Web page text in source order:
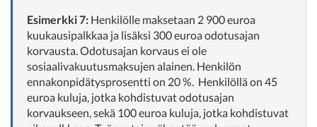
Esimerkki 7: Henkilölle maksetaan 2 900 euroa
kuukausipalkkaa ja lisäksi 300 euroa odotusajan
korvausta. Odotusajan korvaus ei ole
sosiaalivakuutusmaksujen alainen. Henkilön
ennakonpidätysprosentti on 20 %. Henkilöllä on 45
euroa kuluja, jotka kohdistuvat odotusajan
korvaukseen, sekä 100 euroa kuluja, jotka kohdistuvat